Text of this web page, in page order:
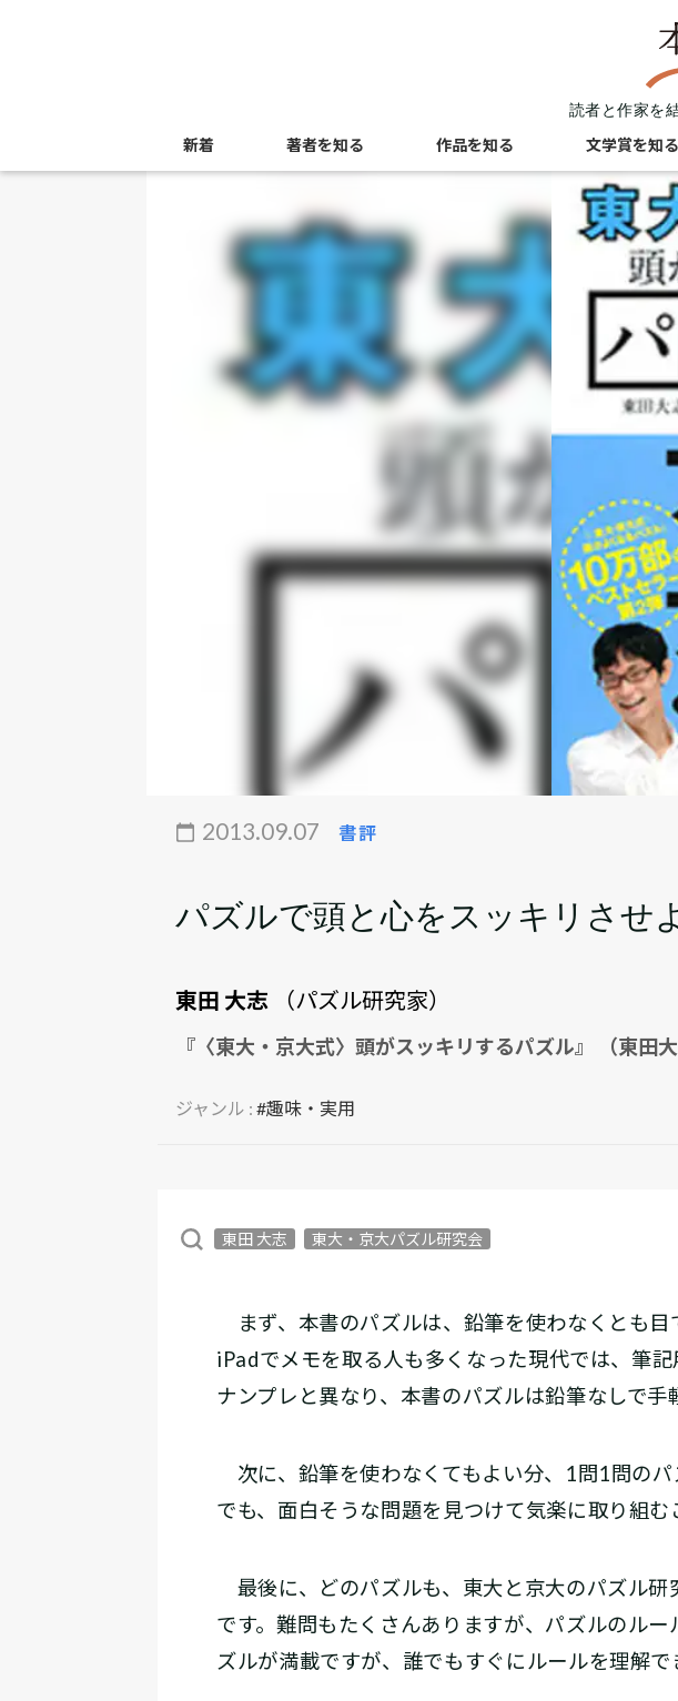
読者と作家を
新着 著者を知る 作品を知る 文学賞を知る
2013.09.07 書評
パズルで頭と心をスッキリさせ
東田 大志 （パズル研究家）
『〈東大・京大式〉頭がスッキリするパズル』 （東田
ジャンル : #趣味・実用
東田 大志 東大・京大パズル研究会
まず、本書のパズルは、鉛筆を使わなくとも
iPadでメモを取る人も多くなった現代では、筆
ナンプレと異なり、本書のパズルは鉛筆なしで手
次に、鉛筆を使わなくてもよい分、1問1問の
でも、面白そうな問題を見つけて気楽に取り組
最後に、どのパズルも、東大と京大のパズル
です。難問もたくさんありますが、パズルのル
ズルが満載ですが、誰でもすぐにルールを理解で